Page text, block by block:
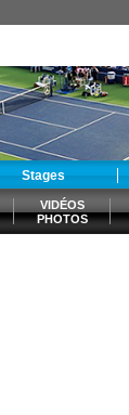
Stages
VIDÉOS
PHOTOS